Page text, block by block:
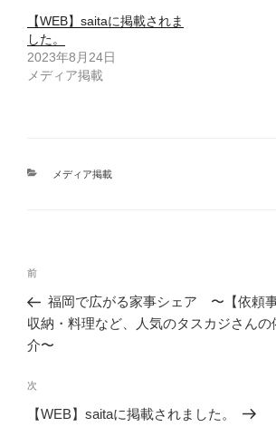
【WEB】saitaに掲載されま
した。
2023年8月24日
メディア掲載
カ
メディア掲載
ナ
ビ
ー
シ
前
の
投
稿
前
福岡で広がる家事シェア 〜【依頼
収納・料理など、人気のタスカジさんの
介〜
次
の
次
【WEB】saitaに掲載されました。